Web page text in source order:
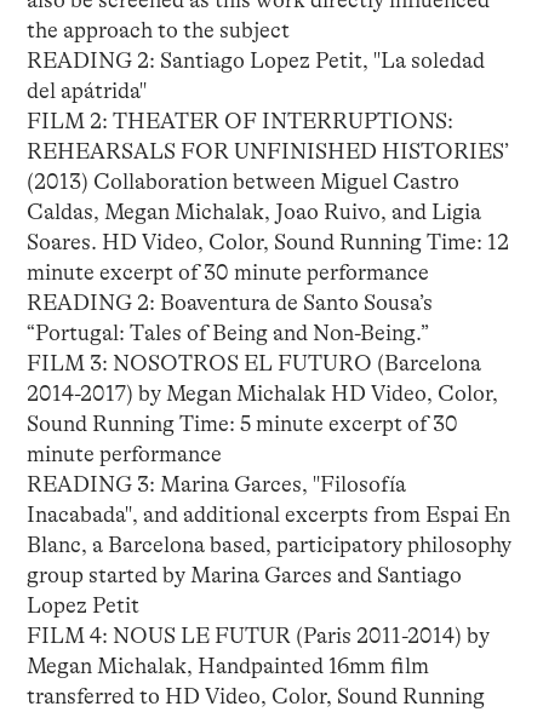
the approach to the subject
READING 2: Santiago Lopez Petit, "La soledad
del apátrida"
FILM 2: THEATER OF INTERRUPTIONS:
REHEARSALS FOR UNFINISHED HISTORIES’
(2013) Collaboration between Miguel Castro
Caldas, Megan Michalak, Joao Ruivo, and Ligia
Soares. HD Video, Color, Sound Running Time: 12
minute excerpt of 30 minute performance
READING 2: Boaventura de Santo Sousa’s
“Portugal: Tales of Being and Non-Being.”
FILM 3: NOSOTROS EL FUTURO (Barcelona
2014-2017) by Megan Michalak HD Video, Color,
Sound Running Time: 5 minute excerpt of 30
minute performance
READING 3: Marina Garces, "Filosofía
Inacabada", and additional excerpts from Espai En
Blanc, a Barcelona based, participatory philosophy
group started by Marina Garces and Santiago
Lopez Petit
FILM 4: NOUS LE FUTUR (Paris 2011-2014) by
Megan Michalak, Handpainted 16mm film
transferred to HD Video, Color, Sound Running